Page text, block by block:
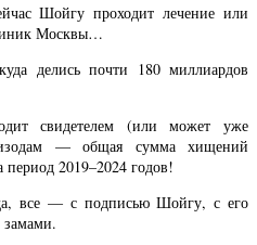
Шойгу проходит лечение или
Москвы…
делись почти 180 миллиардов
свидетелем (или может уже
— общая сумма хищений
период 2019–2024 годов!
все — с подписью Шойгу, с его